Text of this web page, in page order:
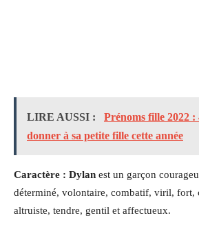
LIRE AUSSI :
Prénoms fille 2022 :
donner à sa petite fille cette année
Caractère : Dylan est un garçon
déterminé, volontaire, combatif, viril, fort,
altruiste, tendre, gentil et affectueux.